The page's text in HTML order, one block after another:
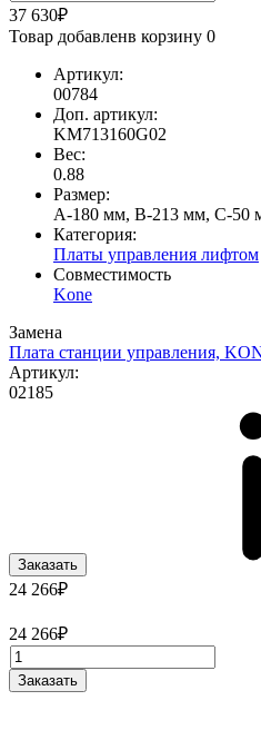
37 630₽
Товар добавленв корзину 0
Артикул:
00784
Доп. артикул:
KM713160G02
Вес:
0.88
Размер:
A-180 мм, B-213 мм, C-50
Категория:
Платы управления лифтом
Совместимость
Kone
Замена
Плата станции управления,
Артикул:
02185
Заказать
24 266₽
24 266₽
Заказать